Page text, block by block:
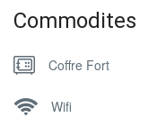
Coffre-fort
Occupants
Jusqu’à 2 personnes
Commodites
Coffre Fort
Wifi